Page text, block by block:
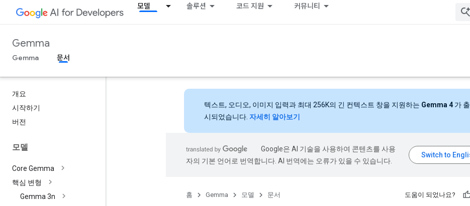
모델 솔루션 코드 지원 커뮤니티
Gemma
Gemma 문서
개요
시작하기
버전
모델
Core Gemma
핵심 변형
Gemma 3n
텍스트, 오디오, 이미지 입력과 최대 256K의 긴 컨텍스트 창을 지원하는 Gemma 4 가 출
시되었습니다. 자세히 알아보기
Google은 AI 기술을 사용하여 콘텐츠를 사용
자의 기본 언어로 번역합니다. AI 번역에는 오류가 있을 수 있습니다.
홈 Gemma 모델 문서 도움이 되었나요?